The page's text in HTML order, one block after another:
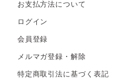
お支払方法について
ログイン
会員登録
メルマガ登録・解除
特定商取引法に基づく表記